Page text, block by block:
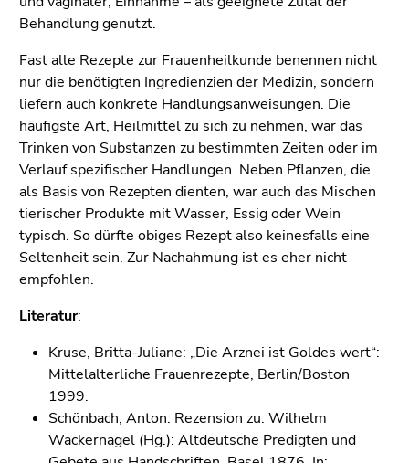
Behandlung genutzt.
Fast alle Rezepte zur Frauenheilkunde benennen nicht
nur die benötigten Ingredienzien der Medizin, sondern
liefern auch konkrete Handlungsanweisungen. Die
häufigste Art, Heilmittel zu sich zu nehmen, war das
Trinken von Substanzen zu bestimmten Zeiten oder im
Verlauf spezifischer Handlungen. Neben Pflanzen, die
als Basis von Rezepten dienten, war auch das Mischen
tierischer Produkte mit Wasser, Essig oder Wein
typisch. So dürfte obiges Rezept also keinesfalls eine
Seltenheit sein. Zur Nachahmung ist es eher nicht
empfohlen.
Literatur:
Kruse, Britta-Juliane: „Die Arznei ist Goldes wert“:
Mittelalterliche Frauenrezepte, Berlin/Boston
1999.
Schönbach, Anton: Rezension zu: Wilhelm
Wackernagel (Hg.): Altdeutsche Predigten und